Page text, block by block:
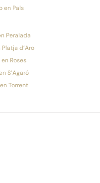
en Pals
Peralada
d’Aro
Roses
S’Agaró
Torrent